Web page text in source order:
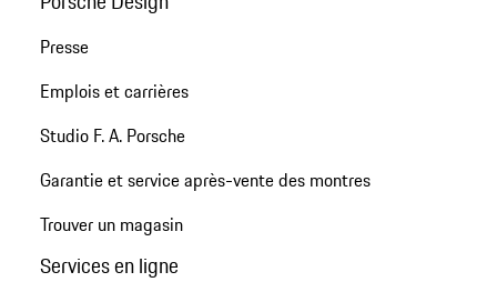
Presse
Emplois et carrières
Studio F. A. Porsche
Garantie et service après-vente des montres
Trouver un magasin
Services en ligne